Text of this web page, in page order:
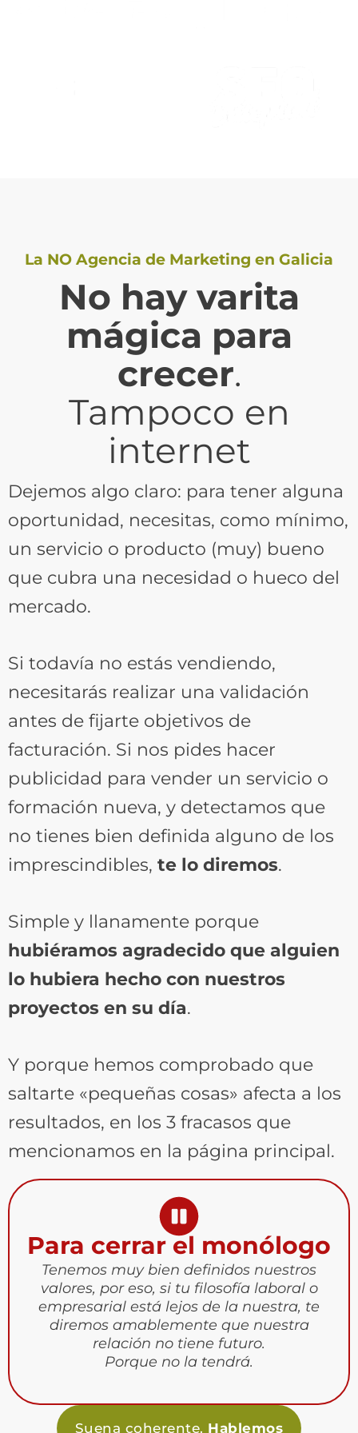
La NO Agencia de Marketing en Galicia
No hay varita
mágica para
crecer.
Tampoco en
internet
Dejemos algo claro: para tener alguna
oportunidad, necesitas, como mínimo,
un servicio o producto (muy) bueno
que cubra una necesidad o hueco del
mercado.
Si todavía no estás vendiendo,
necesitarás realizar una validación
antes de fijarte objetivos de
facturación. Si nos pides hacer
publicidad para vender un servicio o
formación nueva, y detectamos que
no tienes bien definida alguno de los
imprescindibles, te lo diremos.
Simple y llanamente porque
hubiéramos agradecido que alguien
lo hubiera hecho con nuestros
proyectos en su día.
Y porque hemos comprobado que
saltarte «pequeñas cosas» afecta a los
resultados, en los 3 fracasos que
mencionamos en la página principal.
Para cerrar el monólogo
Tenemos muy bien definidos nuestros
valores, por eso, si tu filosofía laboral o
empresarial está lejos de la nuestra, te
diremos amablemente que nuestra
relación no tiene futuro.
Porque no la tendrá.
Suena coherente. Hablemos